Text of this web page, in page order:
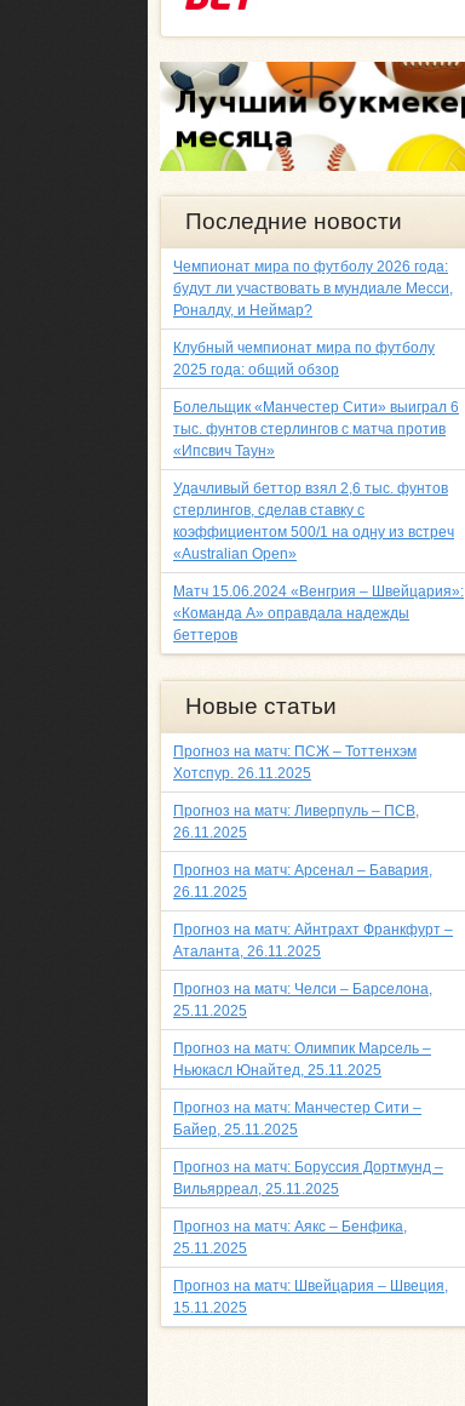
Последние новости
Чемпионат мира по футболу 2026 года:
будут ли участвовать в мундиале Месси,
Роналду, и Неймар?
Клубный чемпионат мира по футболу
2025 года: общий обзор
Болельщик «Манчестер Сити» выиграл 6
тыс. фунтов стерлингов с матча против
«Ипсвич Таун»
Удачливый беттор взял 2,6 тыс. фунтов
стерлингов, сделав ставку с
коэффициентом 500/1 на одну из встреч
«Australian Open»
Матч 15.06.2024 «Венгрия – Швейцария»:
«Команда A» оправдала надежды
беттеров
Новые статьи
Прогноз на матч: ПСЖ – Тоттенхэм
Хотспур. 26.11.2025
Прогноз на матч: Ливерпуль – ПСВ,
26.11.2025
Прогноз на матч: Арсенал – Бавария,
26.11.2025
Прогноз на матч: Айнтрахт Франкфурт –
Аталанта, 26.11.2025
Прогноз на матч: Челси – Барселона,
25.11.2025
Прогноз на матч: Олимпик Марсель –
Ньюкасл Юнайтед, 25.11.2025
Прогноз на матч: Манчестер Сити –
Байер, 25.11.2025
Прогноз на матч: Боруссия Дортмунд –
Вильярреал, 25.11.2025
Прогноз на матч: Аякс – Бенфика,
25.11.2025
Прогноз на матч: Швейцария – Швеция,
15.11.2025